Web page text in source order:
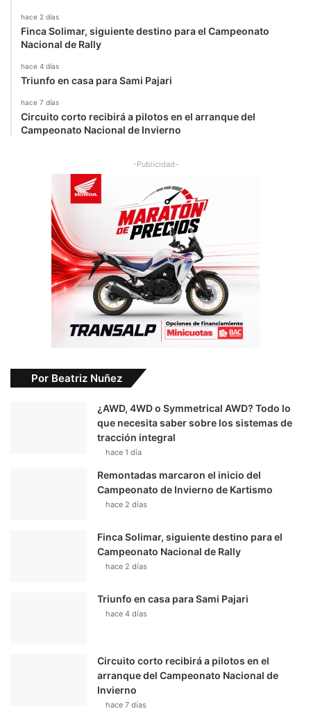
hace 2 días
Finca Solimar, siguiente destino para el Campeonato
Nacional de Rally
hace 4 días
Triunfo en casa para Sami Pajari
hace 7 días
Circuito corto recibirá a pilotos en el arranque del
Campeonato Nacional de Invierno
-Publicidad-
Por Beatriz Nuñez
¿AWD, 4WD o Symmetrical AWD? Todo lo
que necesita saber sobre los sistemas de
tracción integral
hace 1 día
Remontadas marcaron el inicio del
Campeonato de Invierno de Kartismo
hace 2 días
Finca Solimar, siguiente destino para el
Campeonato Nacional de Rally
hace 2 días
Triunfo en casa para Sami Pajari
hace 4 días
Circuito corto recibirá a pilotos en el
arranque del Campeonato Nacional de
Invierno
hace 7 días